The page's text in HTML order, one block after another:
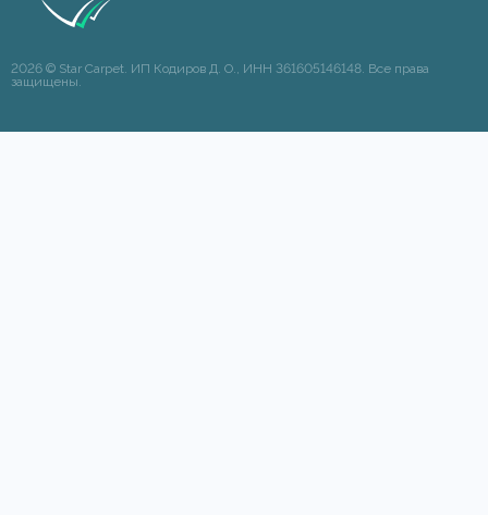
2026 © Star Carpet. ИП Кодиров Д. О., ИНН 361605146148. Все права
защищены.